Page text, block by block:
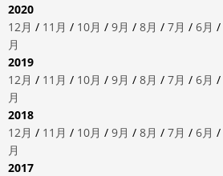
2020
12月 / 11月 / 10月 / 9月 / 8月 / 7月 / 6月 /
月
2019
12月 / 11月 / 10月 / 9月 / 8月 / 7月 / 6月 /
月
2018
12月 / 11月 / 10月 / 9月 / 8月 / 7月 / 6月 /
月
2017